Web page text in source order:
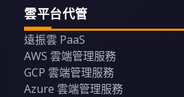
雲平台代管
遠振雲 PaaS
AWS 雲端管理服務
GCP 雲端管理服務
Azure 雲端管理服務